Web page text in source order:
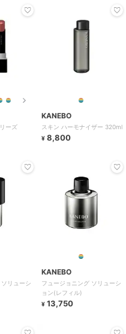
ーズ
KANEBO
スキン ハーモナイザー 320ml
¥ 8,800
リューシ
KANEBO
フュージョニング ソリューシ
ョン(レフィル)
¥ 13,750